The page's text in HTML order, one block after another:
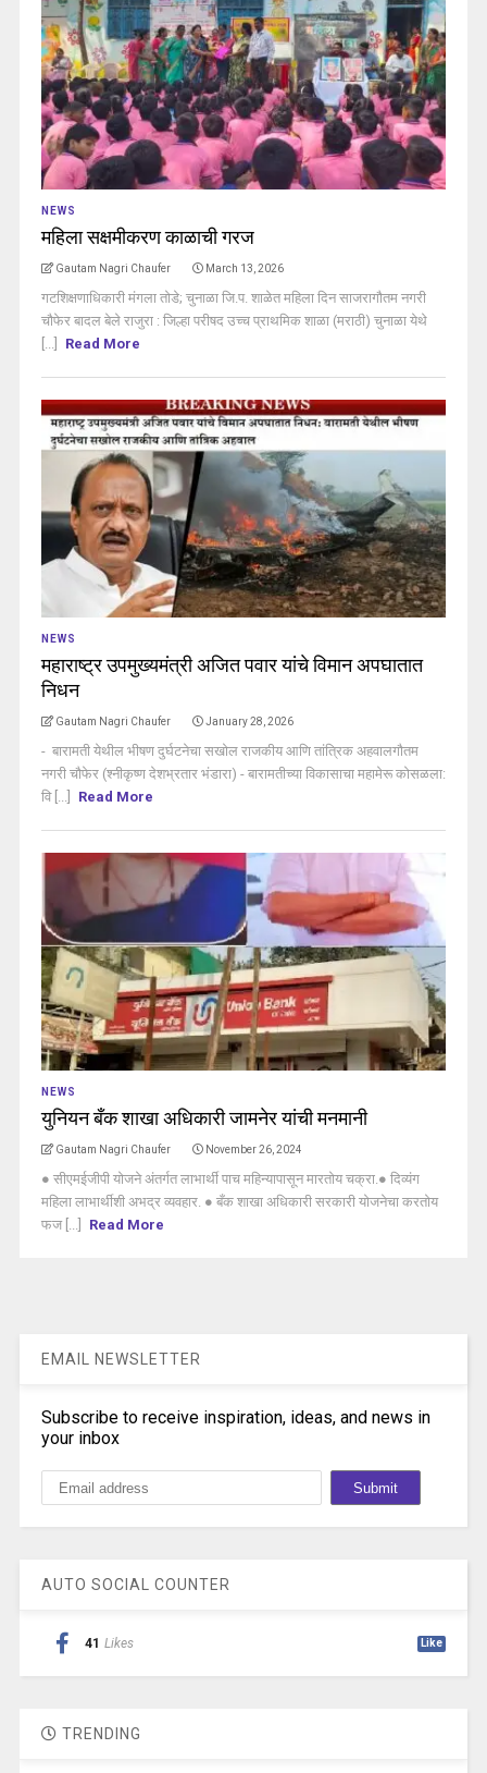
NEWS
महिला सक्षमीकरण काळाची गरज
Gautam Nagri Chaufer March 13, 2026
गटशिक्षणाधिकारी मंगला तोडे; चुनाळा जि.प. शाळेत महिला दिन साजरागौतम नगरी
चौफेर बादल बेले राजुरा : जिल्हा परीषद उच्च प्राथमिक शाळा (मराठी) चुनाळा येथे
[...]
Read More
NEWS
महाराष्ट्र उपमुख्यमंत्री अजित पवार यांचे विमान अपघातात
निधन
Gautam Nagri Chaufer January 28, 2026
- बारामती येथील भीषण दुर्घटनेचा सखोल राजकीय आणि तांत्रिक अहवालगौतम
नगरी चौफेर (श्नीकृष्ण देशभ्रतार भंडारा) - बारामतीच्या विकासाचा महामेरू कोसळला:
वि [...]
Read More
NEWS
युनियन बँक शाखा अधिकारी जामनेर यांची मनमानी
Gautam Nagri Chaufer November 26, 2024
● सीएमईजीपी योजने अंतर्गत लाभार्थी पाच महिन्यापासून मारतोय चक्रा.● दिव्यंग
महिला लाभार्थीशी अभद्र व्यवहार. ● बँक शाखा अधिकारी सरकारी योजनेचा करतोय
फज [...]
Read More
EMAIL NEWSLETTER
Subscribe to receive inspiration, ideas, and news in
your inbox
AUTO SOCIAL COUNTER
41 Likes Like
TRENDING